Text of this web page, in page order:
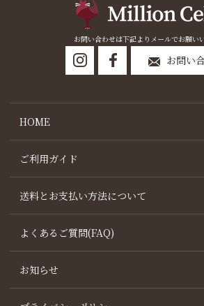
お問い合わせは下記よりメールでお願い
お問い
HOME
ご利用ガイド
送料とお支払い方法について
よくあるご質問(FAQ)
お知らせ